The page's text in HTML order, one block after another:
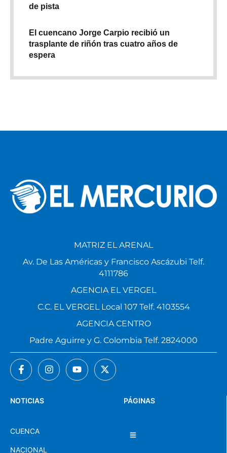
de pista
El cuencano Jorge Carpio recibió un
trasplante de riñón tras cuatro años de
espera
PÁGINAS
NOTICIAS
CUENCA
NACIONAL
MATRIZ EL ARENAL
Av. De Las Américas y Francisco Ascázubi Telf.
4111786
AGENCIA EL VERGEL
C.C. EL VERGEL Local 107 Telf. 4103554
AGENCIA CENTRO
Padre Aguirre y G. Colombia Telf. 2824000